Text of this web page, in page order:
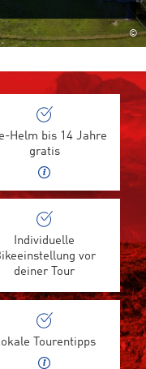
©
Helm bis 14 Jahre
gratis
Individuelle
vor
deiner Tour
Tourentipps